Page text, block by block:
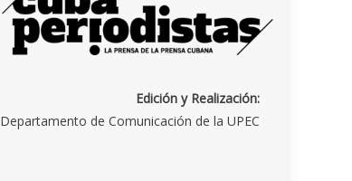
Edición y Realización:
Departamento de Comunicación de la UPEC